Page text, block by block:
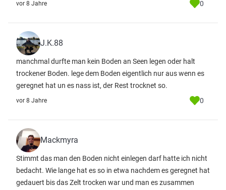
vor 8 Jahre 0
J.K.88
manchmal durfte man kein Boden an Seen legen oder halt
trockener Boden. lege dem Boden eigentlich nur aus wenn es
geregnet hat un es nass ist, der Rest trocknet so.
vor 8 Jahre 0
Mackmyra
Stimmt das man den Boden nicht einlegen darf hatte ich nicht
bedacht. Wie lange hat es so in etwa nachdem es geregnet hat
gedauert bis das Zelt trocken war und man es zusammen